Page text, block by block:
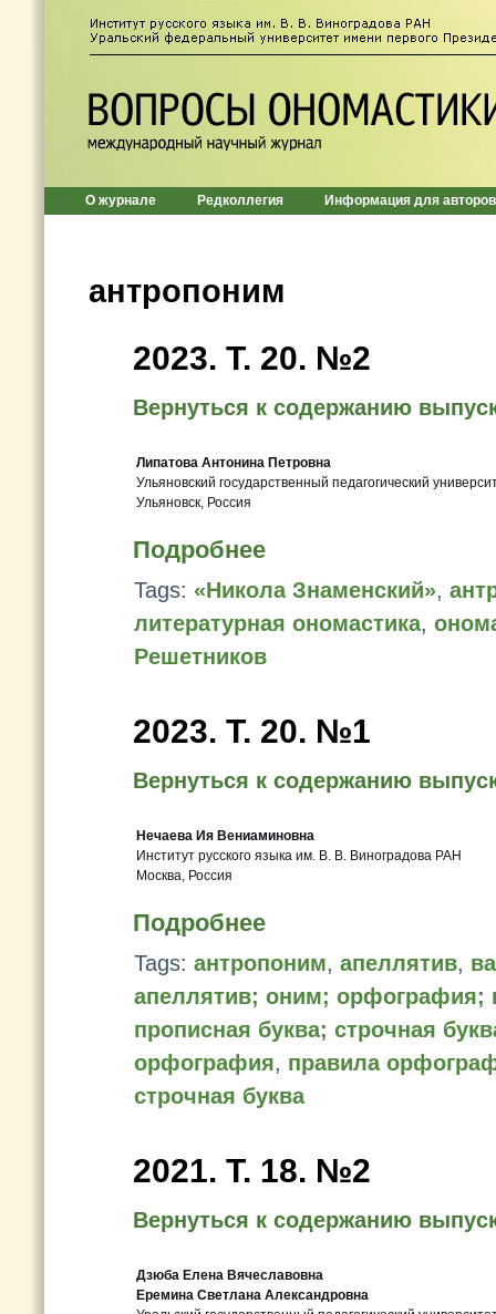
О журнале Редколлегия Информация для авторов
антропоним
2023. Т. 20. №2
Вернуться к содержанию
Липатова Антонина Петровна
Ульяновский государственный педагогический
Ульяновск, Россия
Подробнее
Tags: «Никола Знаменский»,
литературная ономастика,
Решетников
2023. Т. 20. №1
Вернуться к содержанию
Нечаева Ия Вениаминовна
Институт русского языка им. В. В. Виноградова РАН
Москва, Россия
Подробнее
Tags: антропоним, апеллятив,
апеллятив; оним; орфография;
прописная буква; строчная
орфография, правила
строчная буква
2021. Т. 18. №2
Вернуться к содержанию
Дзюба Елена Вячеславовна
Еремина Светлана Александровна